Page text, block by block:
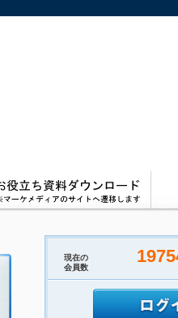
現在の
会員数